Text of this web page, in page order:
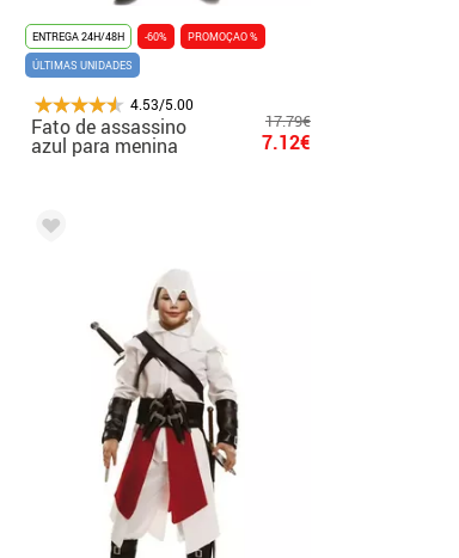
ENTREGA 24H/48H -60%
PROMOÇAO %
ÚLTIMAS UNIDADES
4.53/5.00
Fato de assassino
azul para menina
17.79€
7.12€